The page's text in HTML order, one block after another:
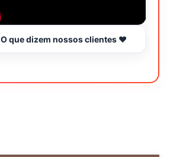
O que dizem nossos clientes ❤️